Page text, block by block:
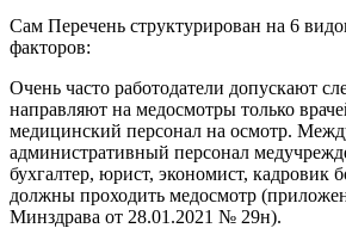
Сам Перечень структурирован на 6
факторов:
Очень часто работодатели допускают
направляют на медосмотры только
медицинский персонал на осмотр.
административный персонал
бухгалтер, юрист, экономист, кадровик
должны проходить медосмотр
Минздрава от 28.01.2021 № 29н).